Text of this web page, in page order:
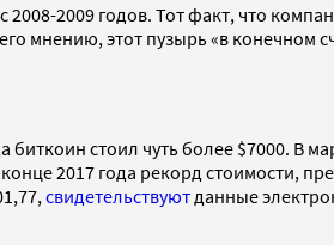
2009 годов. Тот факт, что
мнению, этот пузырь «в конечном
стоил чуть более $7000. В
2017 года рекорд стоимости,
свидетельствуют данные